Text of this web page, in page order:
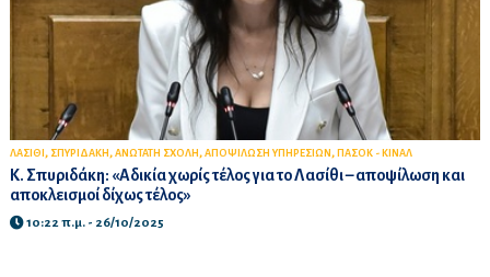
ΛΑΣΙΘΙ , ΣΠΥΡΙΔΑΚΗ , ΑΝΩΤΑΤΗ ΣΧΟΛΗ , ΑΠΟΨΙΛΩΣΗ ΥΠΗΡΕΣΙΩΝ , ΠΑΣΟΚ - ΚΙΝΑΛ
Κ. Σπυριδάκη: «Αδικία χωρίς τέλος για το Λασίθι – αποψίλωση και
αποκλεισμοί δίχως τέλος»
10:22 π.μ. - 26/10/2025